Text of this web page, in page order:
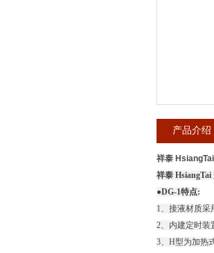
产品介绍
祥泰
祥泰
●DG-1特点:
1、接液材质采
2、内建定时装
3、H型为加热